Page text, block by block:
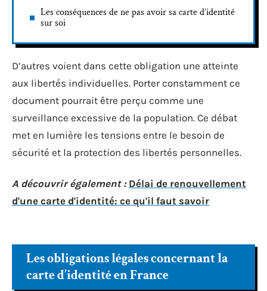
Les conséquences de ne pas avoir sa carte d’identité
sur soi
D’autres voient dans cette obligation une atteinte
aux libertés individuelles. Porter constamment ce
document pourrait être perçu comme une
surveillance excessive de la population. Ce débat
met en lumière les tensions entre le besoin de
sécurité et la protection des libertés personnelles.
A découvrir également : Délai de renouvellement
d'une carte d'identité: ce qu'il faut savoir
Les obligations légales concernant la
carte d’identité en France